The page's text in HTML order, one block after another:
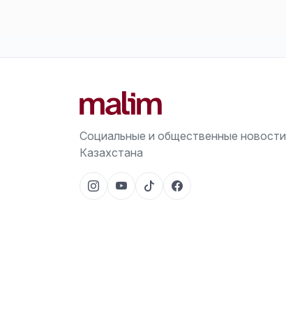
Социальные и общественные новости
Казахстана